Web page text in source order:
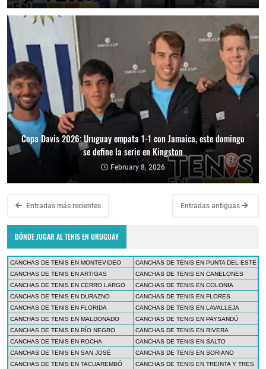
Copa Davis 2026: Uruguay empata 1-1 con Jamaica, este domingo
se define la serie en Kingston
February 8, 2026
Entradas más recientes Entradas antiguas
DÓNDE JUGAR AL TENIS EN URUGUAY
CANCHAS DE TENIS EN MONTEVIDEO
CANCHAS DE TENIS EN PUNTA DEL ESTE
CANCHAS DE TENIS EN ARTIGAS
CANCHAS DE TENIS EN CANELONES
CANCHAS DE TENIS EN CERRO LARGO
CANCHAS DE TENIS EN COLONIA
CANCHAS DE TENIS EN DURAZNO
CANCHAS DE TENIS EN FLORES
CANCHAS DE TENIS EN FLORIDA
CANCHAS DE TENIS EN LAVALLEJA
CANCHAS DE TENIS EN MALDONADO
CANCHAS DE TENIS EN PAYSANDÚ
CANCHAS DE TENIS EN RÍO NEGRO
CANCHAS DE TENIS EN RIVERA
CANCHAS DE TENIS EN ROCHA
CANCHAS DE TENIS EN SALTO
CANCHAS DE TENIS EN SAN JOSÉ
CANCHAS DE TENIS EN SORIANO
CANCHAS DE TENIS EN TACUAREMBÓ
CANCHAS DE TENIS EN TREINTA Y TRES